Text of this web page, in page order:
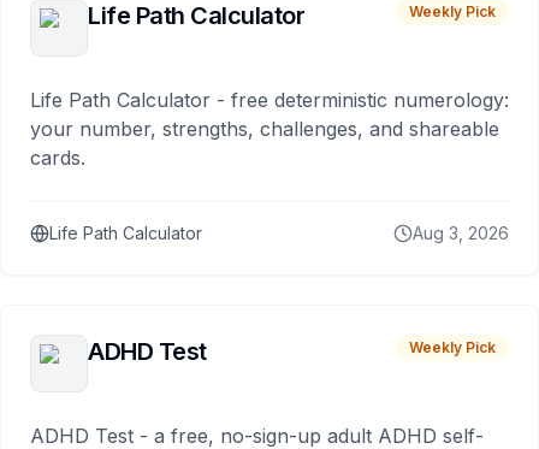
Life Path Calculator Weekly Pick
Life Path Calculator - free deterministic numerology:
your number, strengths, challenges, and shareable
cards.
Life Path Calculator Aug 3, 2026
ADHD Test Weekly Pick
ADHD Test - a free, no-sign-up adult ADHD self-